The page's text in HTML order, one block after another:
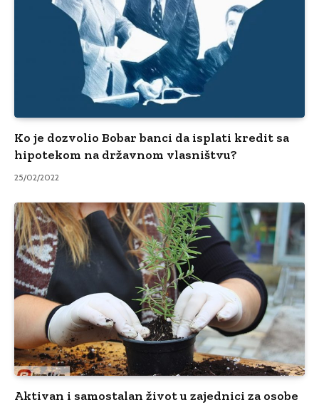
Ko je dozvolio Bobar banci da isplati kredit sa
hipotekom na državnom vlasništvu?
25/02/2022
Aktivan i samostalan život u zajednici za osobe